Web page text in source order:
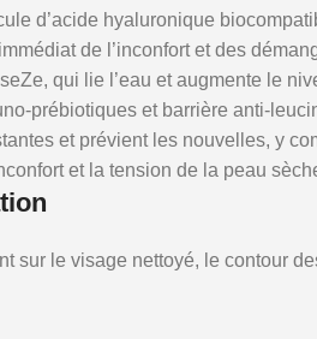
d’acide hyaluronique
de l’inconfort et des
qui lie l’eau et augmente le
prébiotiques et barrière anti-
et prévient les nouvelles, y
et la tension de la peau
sur le visage nettoyé, le contour